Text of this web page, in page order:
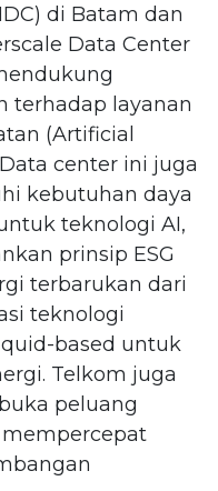
di Batam dan
Data Center
terhadap layanan
(Artificial
center ini juga
kebutuhan daya
teknologi AI,
prinsip ESG
terbarukan dari
teknologi
based untuk
Telkom juga
peluang